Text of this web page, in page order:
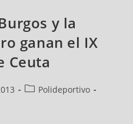
y la
ganan el IX
Ceuta
Polideportivo